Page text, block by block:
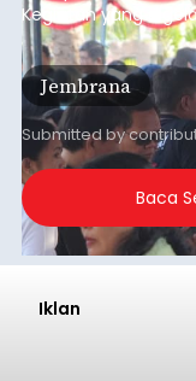
Kegiatan yang
Soekarno ini
ekonomi
mendapat
transaksi mencapai
Jembrana
Submitted by
Baca
Iklan